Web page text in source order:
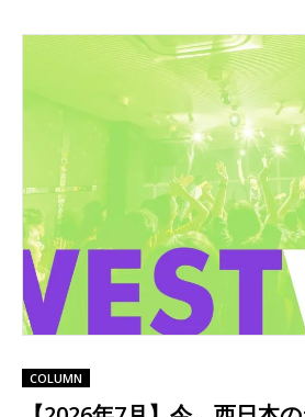
COLUMN